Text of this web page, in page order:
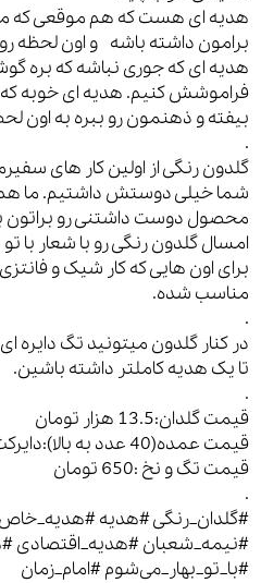
هدیه ای هست که هم موقعی
برامون داشته باشه و اون لحظه
هدیه ای که جوری نباشه که بره
فراموشش کنیم. هدیه ای خوبه
بیفته و ذهنمون رو ببره به اون
.
گلدون رنگی از اولین کار های
شما خیلی دوستش داشتیم. ما
محصول دوست داشتنی رو براتون
امسال گلدون رنگی رو با شعار با
برای اون هایی که کار شیک و
مناسب شده.
.
در کنار گلدون میتونید تگ
تا یک هدیه کاملتر داشته باشین.
.
قیمت گلدان:13.5 هزار تومان
قیمت عمده(40 عدد به بالا):دایرکت در خدمت هستیم
قیمت تگ و نخ :650 تومان
.
#گلدان_رنگی #هدیه
#نیمه_شعبان #هدیه_اقتصادی
#با_تو_بهار_می‌شوم #امام_زمان